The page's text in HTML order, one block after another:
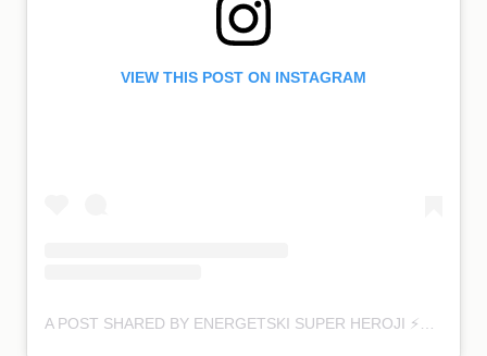
VIEW THIS POST ON INSTAGRAM